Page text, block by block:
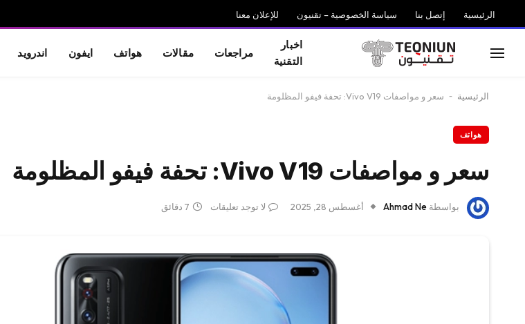
الرئيسية إتصل بنا سياسة الخصوصية – تقنيون للإعلان معنا
اخبار
التقنية
مراجعات مقالات هواتف ايفون اندرويد
الرئيسية - سعر و مواصفات Vivo V19: تحفة فيفو المظلومة
هواتف
سعر و مواصفات Vivo V19: تحفة فيفو المظلومة
بواسطة Ahmad Ne أغسطس 28, 2025 لا توجد تعليقات 7 دقائق